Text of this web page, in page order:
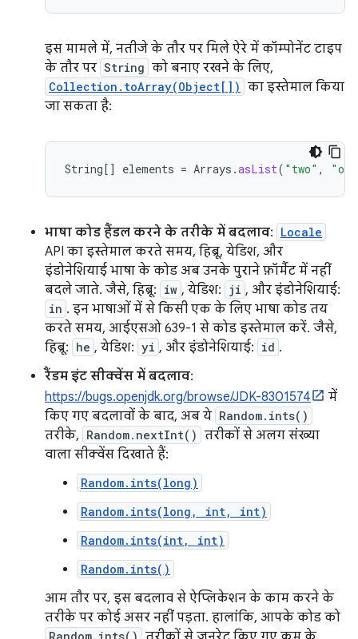
इस मामले में, नतीजे के तौर पर मिले ऐरे में कॉम्पोनेंट टाइप
के तौर पर String को बनाए रखने के लिए,
Collection.toArray(Object[]) का इस्तेमाल किया
जा सकता है:
String[] elements = Arrays .asList( "two" ,
भाषा कोड हैंडल करने के तरीके में बदलाव: Locale
API का इस्तेमाल करते समय, हिब्रू, येडिश, और
इंडोनेशियाई भाषा के कोड अब उनके पुराने फ़ॉर्मैट में नहीं
बदले जाते. जैसे, हिब्रू: iw , येडिश: ji , और इंडोनेशियाई:
in . इन भाषाओं में से किसी एक के लिए भाषा कोड तय
करते समय, आईएसओ 639-1 से कोड इस्तेमाल करें. जैसे,
हिब्रू: he , येडिश: yi , और इंडोनेशियाई: id .
रैंडम इंट सीक्वेंस में बदलाव:
https://bugs.openjdk.org/browse/JDK-8301574
में
किए गए बदलावों के बाद, अब ये Random.ints()
तरीके, Random.nextInt() तरीकों से अलग संख्या
वाला सीक्वेंस दिखाते हैं:
Random.ints(long)
Random.ints(long, int, int)
Random.ints(int, int)
Random.ints()
आम तौर पर, इस बदलाव से ऐप्लिकेशन के काम करने के
तरीके पर कोई असर नहीं पड़ता. हालांकि, आपके कोड को